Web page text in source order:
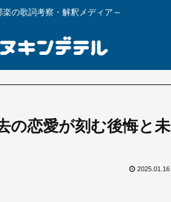
楽の歌詞考察・解釈メディア～
の恋愛が刻む後悔と未
2025.01.16